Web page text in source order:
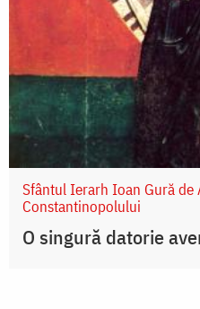
Sfântul Ierarh Ioan Gură de
Constantinopolului
O singură datorie